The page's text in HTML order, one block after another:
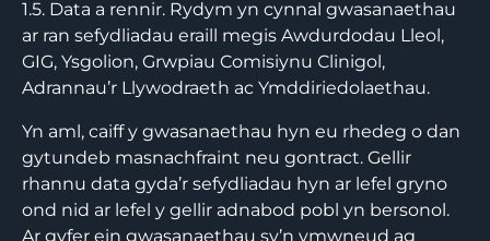
1.5. Data a rennir. Rydym yn cynnal gwasanaethau
ar ran sefydliadau eraill megis Awdurdodau Lleol,
GIG, Ysgolion, Grwpiau Comisiynu Clinigol,
Adrannau’r Llywodraeth ac Ymddiriedolaethau.
Yn aml, caiff y gwasanaethau hyn eu rhedeg o dan
gytundeb masnachfraint neu gontract. Gellir
rhannu data gyda’r sefydliadau hyn ar lefel gryno
ond nid ar lefel y gellir adnabod pobl yn bersonol.
Ar gyfer ein gwasanaethau sy’n ymwneud ag